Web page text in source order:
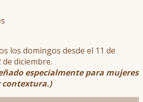
los domingos desde el 11 de
diciembre.
especialmente para mujeres
contextura.)